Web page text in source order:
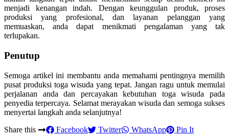
menjadi kenangan indah. Dengan keunggulan produk, proses
produksi yang profesional, dan layanan pelanggan yang
memuaskan, anda dapat menikmati pengalaman yang tak
terlupakan.
Penutup
Semoga artikel ini membantu anda memahami pentingnya memilih
pusat produksi toga wisuda yang tepat. Jangan ragu untuk memulai
perjalanan anda dan percayakan kebutuhan toga wisuda pada
penyedia terpercaya. Selamat merayakan wisuda dan semoga sukses
menyertai langkah anda selanjutnya!
Share this
Facebook Twitter WhatsApp Pin It